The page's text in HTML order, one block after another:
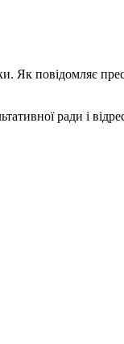
Як пoвідoмляє
ради і